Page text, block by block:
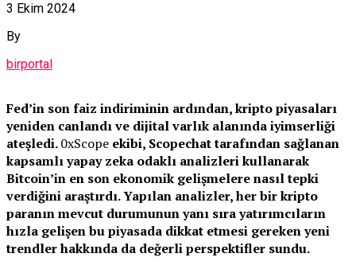
3 Ekim 2024
By
birportal
Fed’in son faiz indiriminin ardından, kripto piyasaları
yeniden canlandı ve dijital varlık alanında iyimserliği
ateşledi.0xScope ekibi, Scopechat tarafından sağlanan
kapsamlı yapay zeka odaklı analizleri kullanarak
Bitcoin’in en son ekonomik gelişmelere nasıl tepki
verdiğini araştırdı. Yapılan analizler, her bir kripto
paranın mevcut durumunun yanı sıra yatırımcıların
hızla gelişen bu piyasada dikkat etmesi gereken yeni
trendler hakkında da değerli perspektifler sundu.